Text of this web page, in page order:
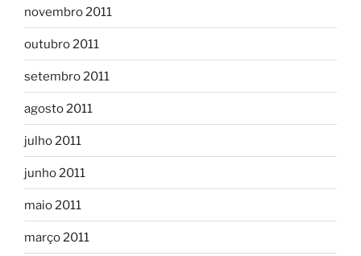
novembro 2011
outubro 2011
setembro 2011
agosto 2011
julho 2011
junho 2011
maio 2011
março 2011